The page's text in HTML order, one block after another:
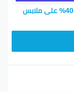
كوبون خصم بيبي شوب اون لاين تنزيلات تزيد عن 40% على ملابس